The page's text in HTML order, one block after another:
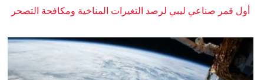
أول قمر صناعي ليبي لرصد التغيرات المناخية ومكافحة التصحر